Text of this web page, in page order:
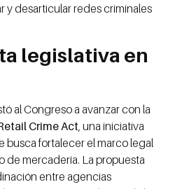
y desarticular redes criminales
legislativa en
al Congreso a avanzar con la
Crime Act, una iniciativa
busca fortalecer el marco legal
de mercadería. La propuesta
entre agencias